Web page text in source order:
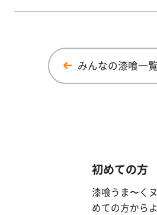
みんなの漆喰一
初めての方
漆喰うま〜く
めての方から